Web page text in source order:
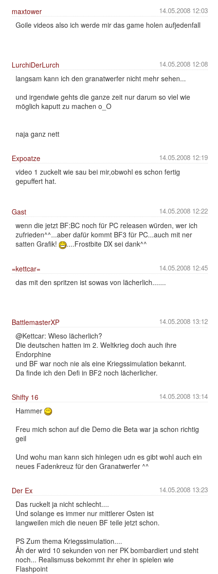
14.05.2008 12:03
maxtower
Goile videos also ich werde mir das game holen aufjedenfall
14.05.2008 12:08
LurchiDerLurch
langsam kann ich den granatwerfer nicht mehr sehen...
und irgendwie gehts die ganze zeit nur darum so viel wie
möglich kaputt zu machen o_O
naja ganz nett
14.05.2008 12:19
Expoatze
video 1 zuckelt wie sau bei mir,obwohl es schon fertig
gepuffert hat.
14.05.2008 12:22
Gast
wenn die jetzt BF:BC noch für PC releasen würden, wer ich
zufrieden^^...aber dafür kommt BF3 für PC...auch mit ner
satten Grafik!
....Frostbite DX sei dank^^
14.05.2008 12:45
=kettcar=
das mit den spritzen ist sowas von lächerlich.......
14.05.2008 13:12
BattlemasterXP
@Kettcar: Wieso lächerlich?
Die deutschen hatten im 2. Weltkrieg doch auch ihre
Endorphine
und BF war noch nie als eine Kriegssimulation bekannt.
Da finde ich den Defi in BF2 noch lächerlicher.
14.05.2008 13:14
Shifty 16
Hammer
Freu mich schon auf die Demo die Beta war ja schon richtig
geil
Und wohu man kann sich hinlegen udn es gibt wohl auch ein
neues Fadenkreuz für den Granatwerfer ^^
14.05.2008 13:23
Der Ex
Das ruckelt ja nicht schlecht....
Und solange es immer nur mittlerer Osten ist
langweilen mich die neuen BF teile jetzt schon.
PS Zum thema Kriegssimulation....
Äh der wird 10 sekunden von ner PK bombardiert und steht
noch... Realismuss bekommt ihr eher in spielen wie
Flashpoint